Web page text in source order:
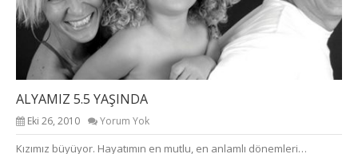
ALYAMIZ 5.5 YAŞINDA
Eki 26, 2010 Yorum Yok
Kızımız büyüyor. Hayatımın en mutlu, en anlamlı dönemleri…